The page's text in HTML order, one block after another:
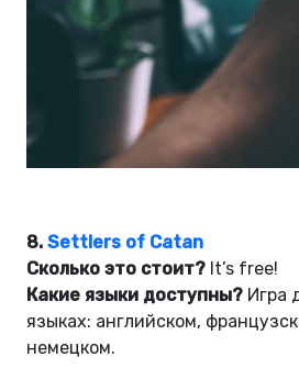
8. Settlers of Catan
Сколько это стоит? It’s free!
Какие языки доступны? Игра
языках: английском,
немецком.